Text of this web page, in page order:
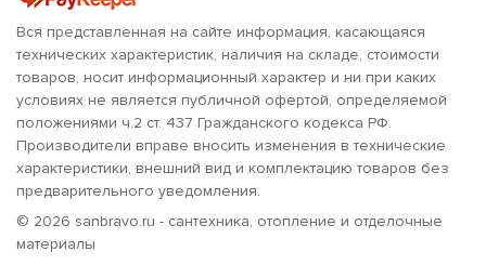
Вся представленная на сайте информация, касающаяся
технических характеристик, наличия на складе, стоимости
товаров, носит информационный характер и ни при каких
условиях не является публичной офертой, определяемой
положениями ч.2 ст. 437 Гражданского кодекса РФ.
Производители вправе вносить изменения в технические
характеристики, внешний вид и комплектацию товаров без
предварительного уведомления.
© 2026 sanbravo.ru - сантехника, отопление и отделочные
материалы